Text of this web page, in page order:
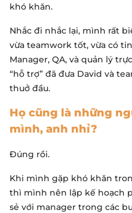
khó khăn.
Nhắc đi nhắc lại, mình rất
vừa teamwork tốt, vừa có
Manager, QA, và quản lý
“hỗ trợ” đã đưa David và
thuở đầu.
Họ cũng là những
mình, anh nhỉ?
Đúng rồi.
Khi mình gặp khó khăn
thì mình nên lập kế hoạch
sẻ với manager trong các